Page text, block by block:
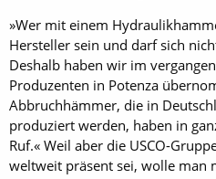
»Wer mit einem
Hersteller sein und darf sich
Deshalb haben wir im
Produzenten in Potenza
Abbruchhämmer, die in
produziert werden, haben in
Ruf.« Weil aber die USCO-
weltweit präsent sei, wolle man